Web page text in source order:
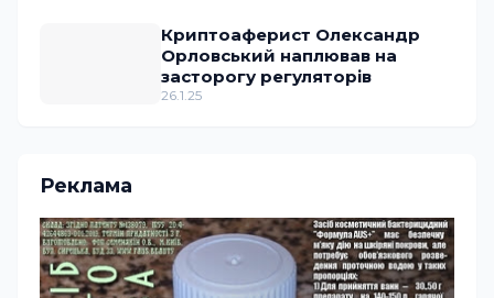
Криптоаферист Олександр
Орловський наплював на
засторогу регуляторів
26.1.25
Реклама